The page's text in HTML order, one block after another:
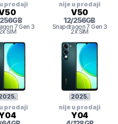
prodaji
256GB
7 Gen 3
SIM
nije u prodaji
V50
12/256GB
Snapdragon 7 Gen 3
2x SIM
.
prodaji
2025.
nije u prodaji
Y04